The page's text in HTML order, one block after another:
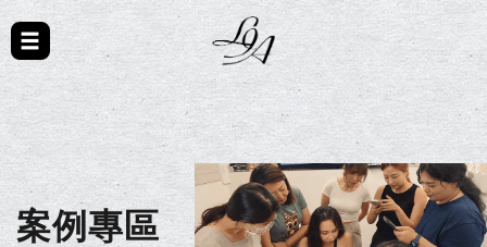
案例專區